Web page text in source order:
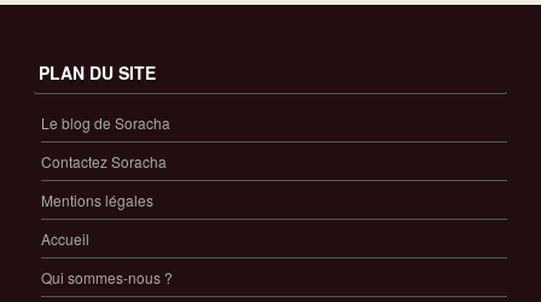
PLAN DU SITE
Le blog de Soracha
Contactez Soracha
Mentions légales
Accueil
Qui sommes-nous ?